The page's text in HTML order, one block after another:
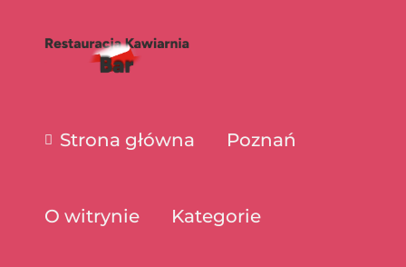
Strona główna Poznań
O witrynie Kategorie